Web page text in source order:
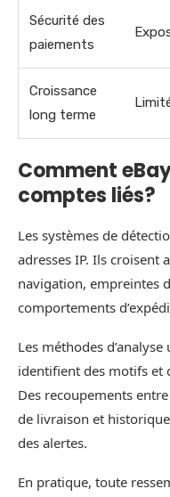
Sécurité des
paiements
Croissance
long terme
Comment
comptes liés?
Les systèmes de
adresses IP. Ils croisent
navigation, empreintes
comportements
Les méthodes
identifient des motifs et
Des recoupements
de livraison et
des alertes.
En pratique, toute